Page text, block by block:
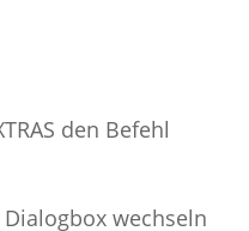
den Befehl
wechseln